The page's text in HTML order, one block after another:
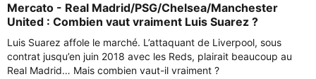
Mercato - Real Madrid/PSG/Chelsea/Manchester
United : Combien vaut vraiment Luis Suarez ?
Luis Suarez affole le marché. L’attaquant de Liverpool, sous
contrat jusqu’en juin 2018 avec les Reds, plairait beaucoup au
Real Madrid… Mais combien vaut-il vraiment ?